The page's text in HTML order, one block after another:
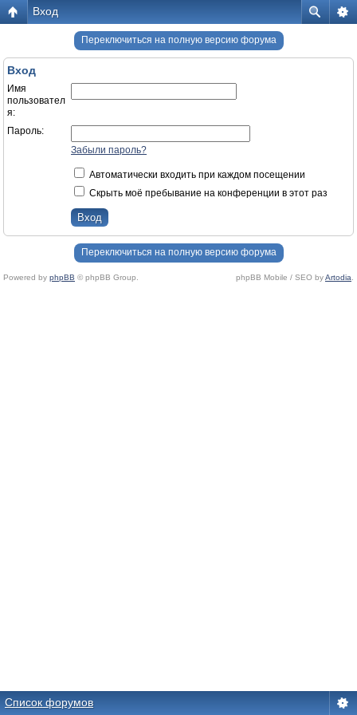
Вход
Переключиться на полную версию форума
Вход
Имя
пользовател
я:
Пароль:
Забыли пароль?
Автоматически входить при каждом посещении
Скрыть моё пребывание на конференции в этот раз
Переключиться на полную версию форума
Powered by phpBB © phpBB Group. phpBB Mobile / SEO byArtodia
Список форумов